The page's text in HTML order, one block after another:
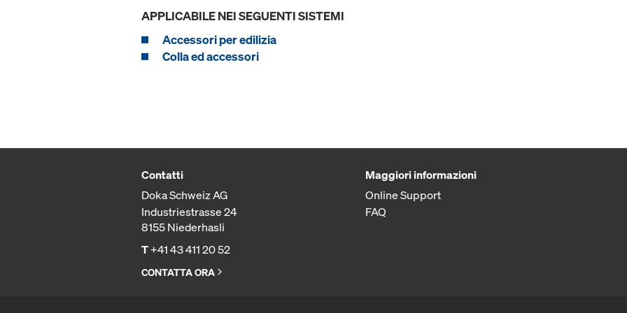
APPLICABILE NEI SEGUENTI SISTEMI
Accessori per edilizia
Colla ed accessori
Contatti
Doka Schweiz AG
Industriestrasse 24
8155 Niederhasli
T+41 43 411 20 52
CONTATTA ORA
Maggiori informazioni
Online Support
FAQ